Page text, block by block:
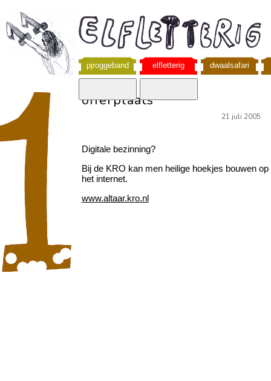
pjroggeband elfletterig dwaalsafari
offerplaats
21 juli 2005
Digitale bezinning?
Bij de KRO kan men heilige hoekjes bouwen op
het internet.
www.altaar.kro.nl